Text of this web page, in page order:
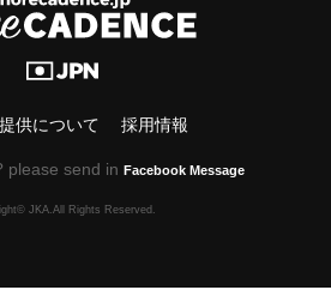
供について 採用情報
please send in Facebook Message
JKA.All Rights Reserved.